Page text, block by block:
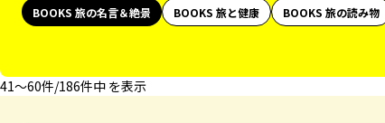
BOOKS 旅の名言＆絶景
BOOKS 旅と健康 BOOKS 旅の読み物
41〜60件/186件中 を表示